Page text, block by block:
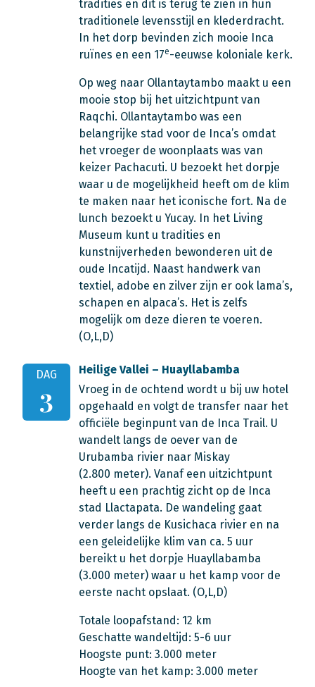
tradities en dit is terug te zien in hun
traditionele levensstijl en klederdracht.
In het dorp bevinden zich mooie Inca
ruïnes en een 17e-eeuwse koloniale kerk.
Op weg naar Ollantaytambo maakt u een
mooie stop bij het uitzichtpunt van
Raqchi. Ollantaytambo was een
belangrijke stad voor de Inca’s omdat
het vroeger de woonplaats was van
keizer Pachacuti. U bezoekt het dorpje
waar u de mogelijkheid heeft om de klim
te maken naar het iconische fort. Na de
lunch bezoekt u Yucay. In het Living
Museum kunt u tradities en
kunstnijverheden bewonderen uit de
oude Incatijd. Naast handwerk van
textiel, adobe en zilver zijn er ook lama’s,
schapen en alpaca’s. Het is zelfs
mogelijk om deze dieren te voeren.
(O,L,D)
DAG
3
Heilige Vallei – Huayllabamba
Vroeg in de ochtend wordt u bij uw hotel
opgehaald en volgt de transfer naar het
officiële beginpunt van de Inca Trail. U
wandelt langs de oever van de
Urubamba rivier naar Miskay
(2.800 meter). Vanaf een uitzichtpunt
heeft u een prachtig zicht op de Inca
stad Llactapata. De wandeling gaat
verder langs de Kusichaca rivier en na
een geleidelijke klim van ca. 5 uur
bereikt u het dorpje Huayllabamba
(3.000 meter) waar u het kamp voor de
eerste nacht opslaat. (O,L,D)
Totale loopafstand: 12 km
Geschatte wandeltijd: 5-6 uur
Hoogste punt: 3.000 meter
Hoogte van het kamp: 3.000 meter